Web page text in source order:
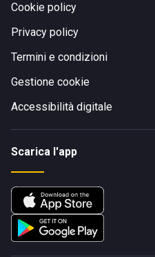
Cookie policy
Privacy policy
Termini e condizioni
Gestione cookie
Accessibilità digitale
Scarica l'app